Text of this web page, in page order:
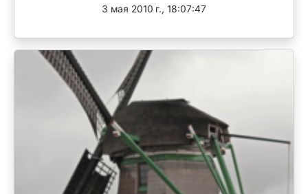
3 мая 2010 г., 18:07:47